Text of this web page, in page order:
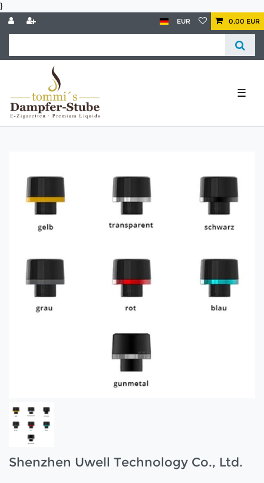
}
EUR 0,00 EUR
☰
Shenzhen Uwell Technology Co., Ltd.